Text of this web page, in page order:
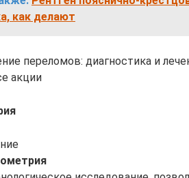
как делают
переломов: диагностика и
акции